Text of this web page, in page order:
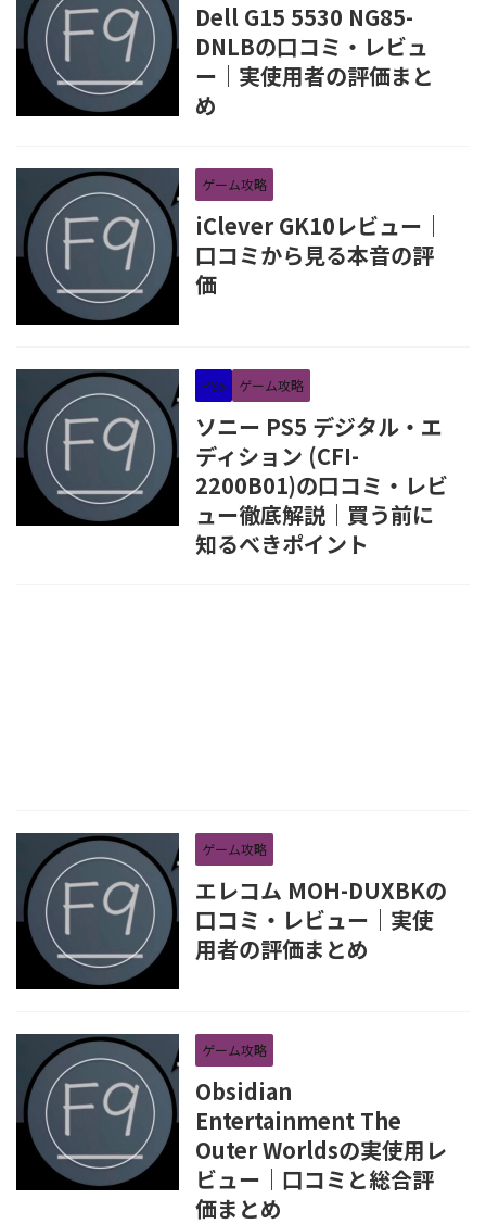
Dell G15 5530 NG85-
DNLBの口コミ・レビュ
ー｜実使用者の評価まと
め
ゲーム攻略
iClever GK10レビュー｜
口コミから見る本音の評
価
PS5 ゲーム攻略
ソニー PS5 デジタル・エ
ディション (CFI-
2200B01)の口コミ・レビ
ュー徹底解説｜買う前に
知るべきポイント
ゲーム攻略
エレコム MOH-DUXBKの
口コミ・レビュー｜実使
用者の評価まとめ
ゲーム攻略
Obsidian
Entertainment The
Outer Worldsの実使用レ
ビュー｜口コミと総合評
価まとめ